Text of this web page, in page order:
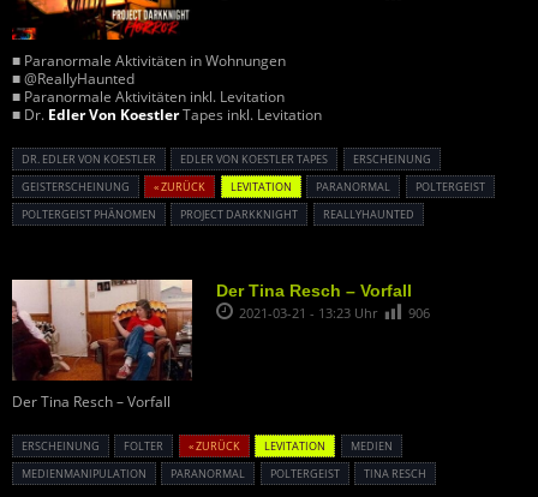
■ Paranormale Aktivitäten in Wohnungen
■ @ReallyHaunted
■ Paranormale Aktivitäten inkl. Levitation
■ Dr. Edler Von KoestlerTapes inkl. Levitation
DR. EDLER VON KOESTLER EDLER VON KOESTLER TAPES
ERSCHEINUNG
GEISTERSCHEINUNG
« ZURÜCK LEVITATION PARANORMAL
POLTERGEIST
POLTERGEIST PHÄNOMEN
PROJECT DARKKNIGHT REALLYHAUNTED
Der Tina Resch – Vorfall
2021-03-21 - 13:23 Uhr 906
Der Tina Resch – Vorfall
ERSCHEINUNG FOLTER « ZURÜCK LEVITATION
MEDIEN
MEDIENMANIPULATION
PARANORMAL POLTERGEIST TINA RESCH